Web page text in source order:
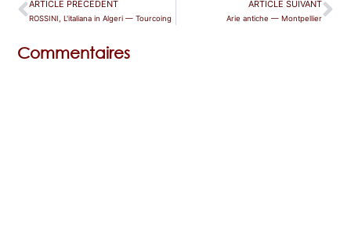
ARTICLE PRÉCÉDENT
ROSSINI, L'italiana in Algeri — Tourcoing
ARTICLE SUIVANT
Arie antiche — Montpellier
Commentaires